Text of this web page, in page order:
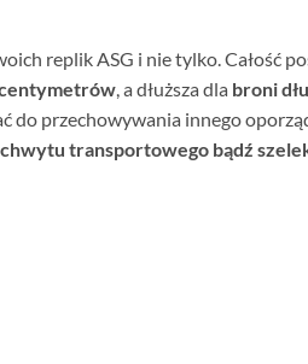
replik ASG i nie tylko. Całość
, a dłuższa dla broni
do przechowywania innego
chwytu transportowego bądź